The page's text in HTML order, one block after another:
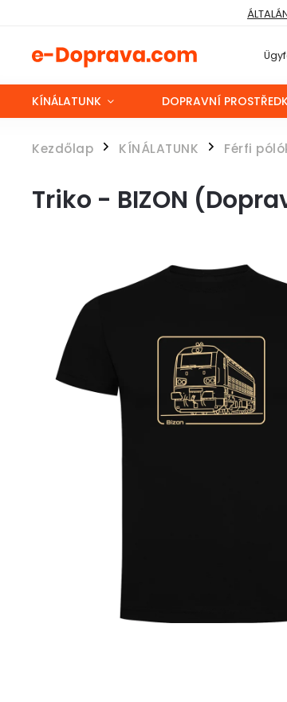
KÍNÁLATUNK DOPRAVNÍ
Kezdőlap / KÍNÁLATUNK / Férfi
Triko - BIZON